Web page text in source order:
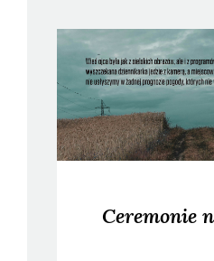
Ceremonie